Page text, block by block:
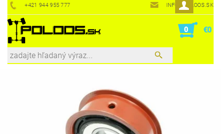
+421 944 955 777 INFO@POLOOS.SK
0 €0